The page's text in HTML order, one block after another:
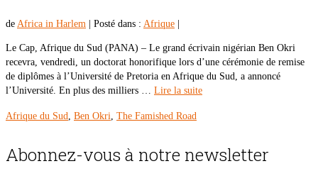
de Africa in Harlem Posté dans : Afrique
Le Cap, Afrique du Sud (PANA) – Le grand écrivain nigérian Ben Okri
recevra, vendredi, un doctorat honorifique lors d’une cérémonie de remise
de diplômes à l’Université de Pretoria en Afrique du Sud, a annoncé
l’Université. En plus des milliers … Lire la suite
Afrique du Sud, Ben Okri, The Famished Road
Abonnez-vous à notre newsletter